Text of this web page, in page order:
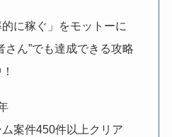
的に稼ぐ」をモットーに
さん”でも達成できる攻略
案件450件以上クリア